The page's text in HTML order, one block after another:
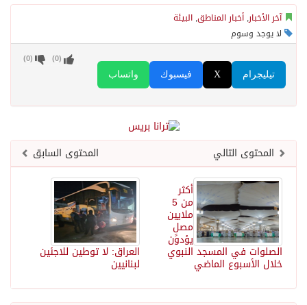
آخر الأخبار, أخبار المناطق, البيئة
لا يوجد وسوم
واتساب فيسبوك X تيليجرام
(
0
) (
0
)
المحتوى السابق المحتوى التالي
العراق: لا توطين للاجئين
لبنانيين
أكثر
من 5
ملايين
مصلٍ
يؤدون
الصلوات في المسجد النبوي
خلال الأسبوع الماضي